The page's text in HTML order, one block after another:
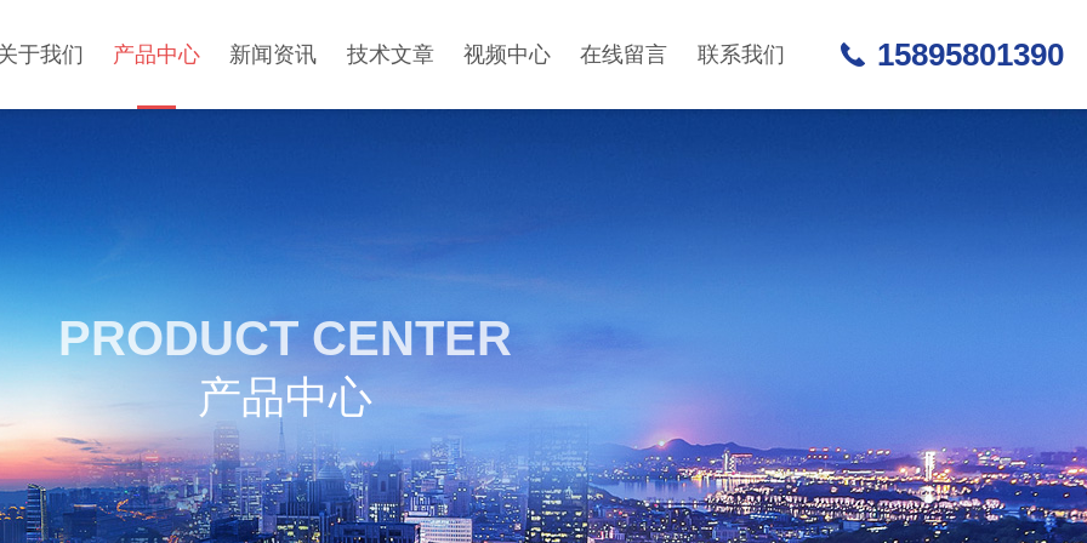
于我们 产品中心 新闻资讯 技术文章 视频中心 在线留言 联系我们 15895801390
PRODUCT CENTER
产品中心